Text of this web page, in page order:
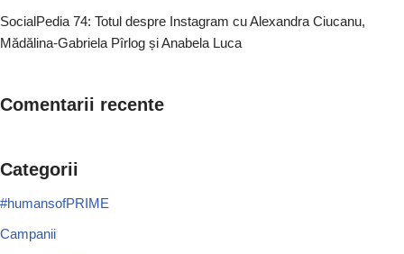
SocialPedia 74: Totul despre Instagram cu Alexandra Ciucanu,
Mădălina-Gabriela Pîrlog și Anabela Luca
Comentarii recente
Categorii
#humansofPRIME
Campanii